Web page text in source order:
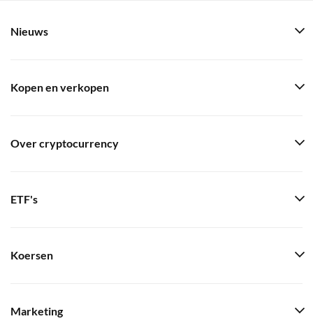
Nieuws
Kopen en verkopen
Over cryptocurrency
ETF's
Koersen
Marketing